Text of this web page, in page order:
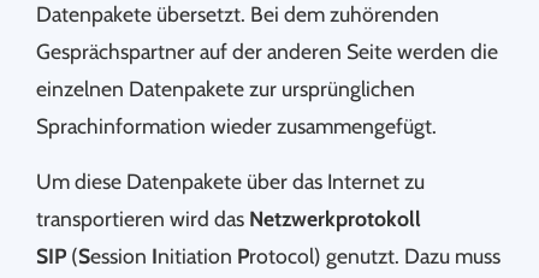
Datenpakete übersetzt. Bei dem zuhörenden
Gesprächspartner auf der anderen Seite werden die
einzelnen Datenpakete zur ursprünglichen
Sprachinformation wieder zusammengefügt.
Um diese Datenpakete über das Internet zu
transportieren wird das Netzwerkprotokoll
SIP (Session Initiation Protocol) genutzt. Dazu muss